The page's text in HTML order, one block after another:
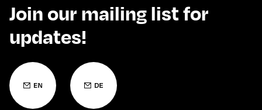
Join our mailing list for
updates!